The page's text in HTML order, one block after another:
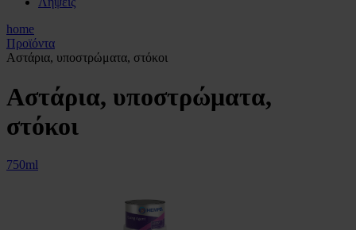
home
Προϊόντα
Αστάρια, υποστρώματα, στόκοι
Αστάρια, υποστρώματα,
στόκοι
750ml